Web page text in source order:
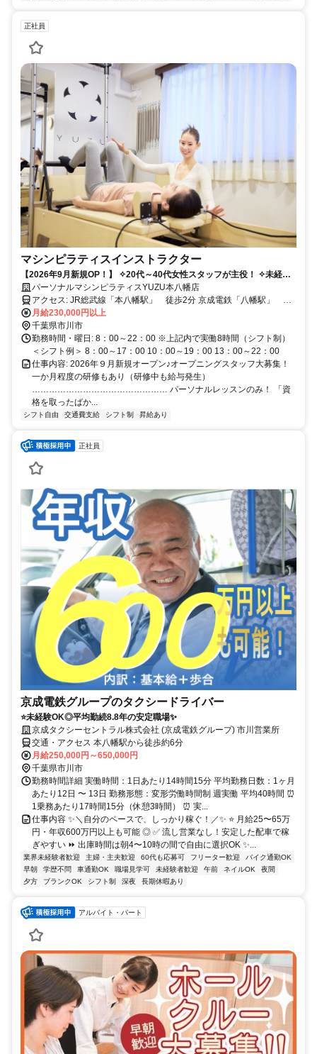
正社員
マシンピラティスインストラクター
【2026年9月新規OP！】 ✧20代～40代女性スタッフが主役！ ✧未経験
からピラティス指導者に！経験者はもちろん大歓迎！資格取得もしっか
りサポートします！「ピラティスが好きだけど、キラキラしたスタジオ
は少し気後れしちゃう…」そんなあなたにこそ、落ち着いた雰囲気の当
スタジオで、お客様に寄り添うレッスンを提供しませんか？ブランクが
あっても大丈夫。あなたの「好き」と「学びたい意欲」を応援します。
働きながら、心も身体も美しく。
パーソナルマシンピラティスYUZU本八幡店
アクセス: JR総武線「本八幡駅」 徒歩2分 京成電鉄「八幡駅」 徒
歩５分
月給230,000円以上
千葉県市川市
勤務時間・曜日: 8：00～22：00 ※上記内で実働8時間（シフト制）
＜シフト例＞ 8：00～17：00 10：00～19：00 13：00～22：00
仕事内容: 2026年９月新規オープン♪オープニングスタッフ大募集！
一か月程度の研修もあり（研修中も給与発生）
………………………………………… パーソナルレッスンのみ！ 「資
格を取ったばか...
シフト自由 交通費支給 シフト制 昇給あり
正社員
京成電鉄グループのタクシードライバー
⭐未経験OK◎平均勤続8.8年の安定職場✨
京成タクシーセントラル株式会社 (京成電鉄グループ) 市川営業所
交通・アクセス 本八幡駅から徒歩約6分
月給250,000円～650,000円
千葉県市川市
勤務時間詳細 実働時間：1日あたり14時間15分 平均勤務日数：1ヶ月
あたり12日 〜 13日 勤務形態：変形労働時間制 週実働 平均40時間 ⏰
1乗務あたり17時間15分（休憩3時間） ⏰ 実...
仕事内容 ✨＼自分のペースで、しっかり稼ぐ！／✨ ⭐ 月給25〜65万
円・年収600万円以上も可能 ◎ ✅ 流し営業なし！安定した配車で稼
ぎやすい ⏩ 出庫時間は朝4〜10時の間で自由に選択OK ✨...
業界未経験者歓迎 主婦・主夫歓迎 60代も応募可 フリーター歓迎
バイク通勤OK
早朝
学歴不問 車通勤OK 職場見学可 未経験者歓迎 午前 ネイルOK
夜間
夕方
ブランクOK シフト制 深夜 長期休暇あり
アルバイト・パート